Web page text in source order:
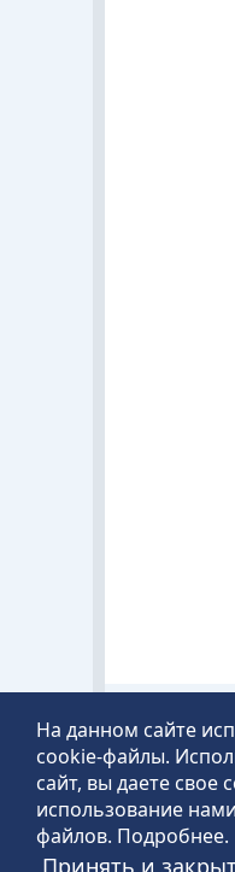
Каталог
©2018 –
На данном сайте
cookie-файлы.
сайт, вы даете свое
использование
файлов. Подробнее.
Принять и